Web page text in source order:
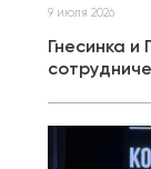
9 июля 2026
Гнесинка